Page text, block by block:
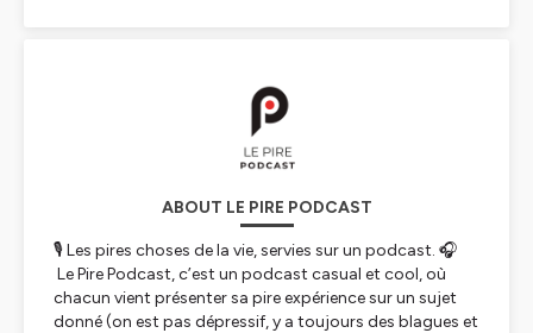
ABOUT LE PIRE PODCAST
🎙️ Les pires choses de la vie, servies sur un podcast. 🎧
Le Pire Podcast, c’est un podcast casual et cool, où
chacun vient présenter sa pire expérience sur un sujet
donné (on est pas dépressif, y a toujours des blagues et